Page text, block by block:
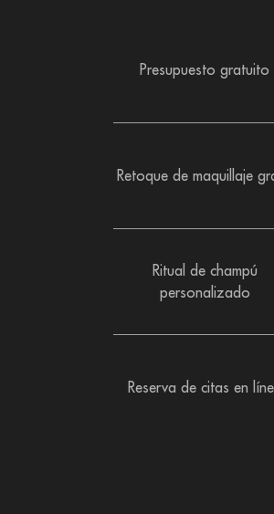
Presupuesto gratuito
Retoque de maquillaje
Ritual de champú
personalizado
Reserva de citas en